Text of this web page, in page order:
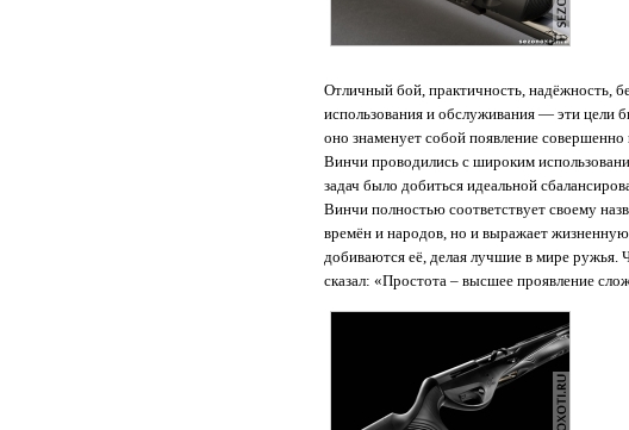
Отличный бой, практичность, надёжность,
использования и обслуживания — эти цели
оно знаменует собой появление
Винчи проводились с широким
задач было добиться идеальной
Винчи полностью соответствует своему
времён и народов, но и выражает жизненную
добиваются её, делая лучшие в мире ружья.
сказал: «Простота – высшее проявление